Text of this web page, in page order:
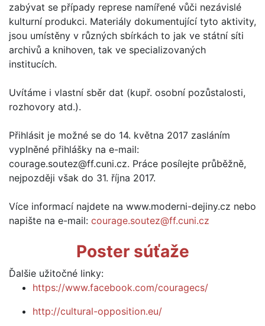
zabývat se případy represe namířené vůči nezávislé
kulturní produkci. Materiály dokumentující tyto aktivity,
jsou umístěny v různých sbírkách to jak ve státní síti
archivů a knihoven, tak ve specializovaných
institucích.
Uvítáme i vlastní sběr dat (kupř. osobní pozůstalosti,
rozhovory atd.).
Přihlásit je možné se do 14. května 2017 zasláním
vyplněné přihlášky na e-mail:
courage.soutez@ff.cuni.cz. Práce posílejte průběžně,
nejpozději však do 31. října 2017.
Více informací najdete na www.moderni-dejiny.cz nebo
napište na e-mail: courage.soutez@ff.cuni.cz
Poster súťaže
Ďalšie užitočné linky:
https://www.facebook.com/couragecs/
http://cultural-opposition.eu/